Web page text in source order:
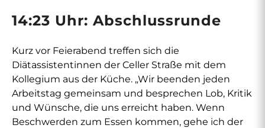
14:23 Uhr: Abschlussrunde
Kurz vor Feierabend treffen sich die
Diätassistentinnen der Celler Straße mit dem
Kollegium aus der Küche. „Wir beenden jeden
Arbeitstag gemeinsam und besprechen Lob, Kritik
und Wünsche, die uns erreicht haben. Wenn
Beschwerden zum Essen kommen, gehe ich der